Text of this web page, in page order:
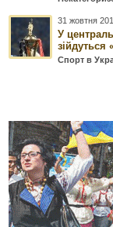
31 жовтня
У
зійдуться
Спорт в